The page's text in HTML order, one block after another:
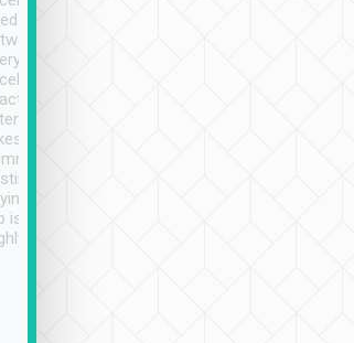
Tripool to travel
cities in Taiwan.
driver has been
and arrives
on time. As there is
limited English it
the difficulty out of
the
details and
online prior to the
is very convenient.
recommended